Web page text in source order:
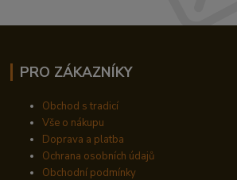
PRO ZÁKAZNÍKY
Obchod s tradicí
Vše o nákupu
Doprava a platba
Ochrana osobních údajů
Obchodní podmínky